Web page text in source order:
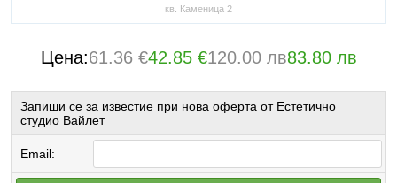
кв. Каменица 2
Цена:61.36 €42.85 €120.00 лв83.80 лв
Запиши се за известие при нова оферта от Естетично
студио Вайлет
Email: